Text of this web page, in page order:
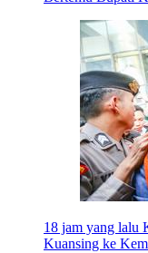
18 jam yang lalu
Kuansing ke